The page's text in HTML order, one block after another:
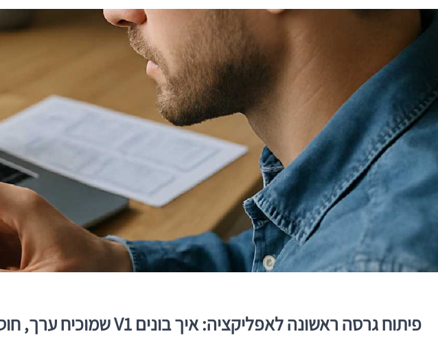
פיתוח גרסה ראשונה לאפליקציה: איך בונים V1 שמוכיח ערך, חוסך טעויות ומייצר בסיס אמיתי למוצר